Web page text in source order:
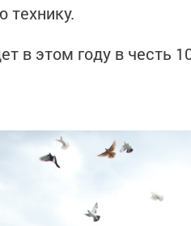
технику.
в этом году в честь